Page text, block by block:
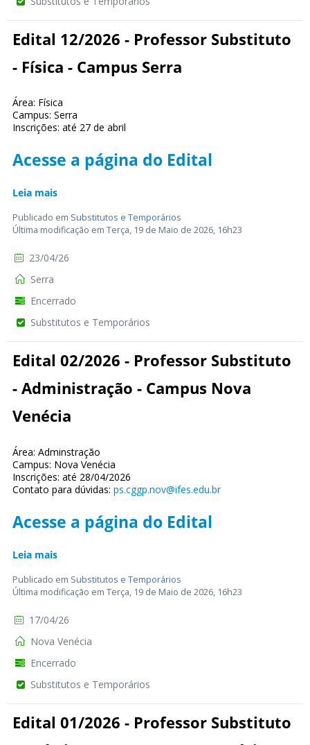
Edital 12/2026 - Professor Substituto
- Física - Campus Serra
Área: Física
Campus: Serra
Inscrições: até 27 de abril
Acesse a página do Edital
Leia mais
Publicado em Substitutos e Temporários
Última modificação em Terça, 19 de Maio de 2026, 16h23
23/04/26
Serra
Encerrado
Substitutos e Temporários
Edital 02/2026 - Professor Substituto
- Administração - Campus Nova
Venécia
Área: Adminstração
Campus: Nova Venécia
Inscrições: até 28/04/2026
Contato para dúvidas: ps.cggp.nov@ifes.edu.br
Acesse a página do Edital
Leia mais
Publicado em Substitutos e Temporários
Última modificação em Terça, 19 de Maio de 2026, 16h23
17/04/26
Nova Venécia
Encerrado
Substitutos e Temporários
Edital 01/2026 - Professor Substituto